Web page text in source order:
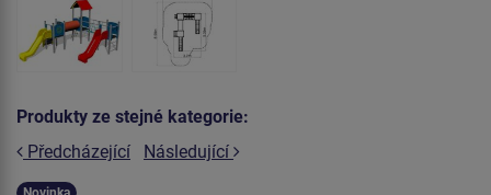
Produkty ze stejné kategorie:
Předcházející
Následující